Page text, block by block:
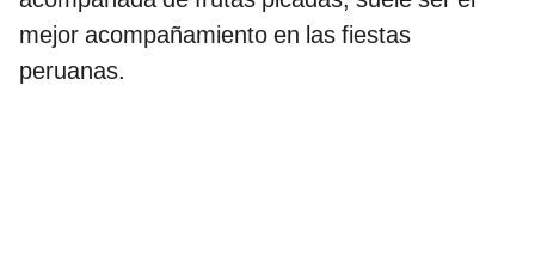
mejor acompañamiento en las fiestas
peruanas.